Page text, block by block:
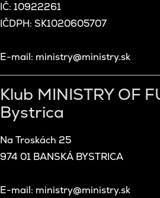
IČ: 10922261
IČDPH: SK1020605707
E-mail: ministry@ministry.sk
Klub MINISTRY OF
Bystrica
Na Troskách 25
974 01 BANSKÁ BYSTRICA
E-mail: ministry@ministry.sk